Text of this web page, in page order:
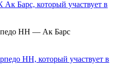
НН — Ак Барс